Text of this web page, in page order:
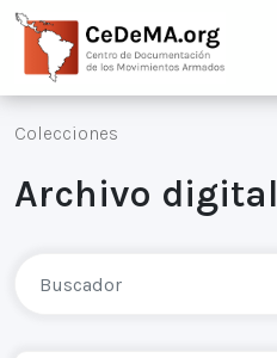
Colecciones
Archivo digital